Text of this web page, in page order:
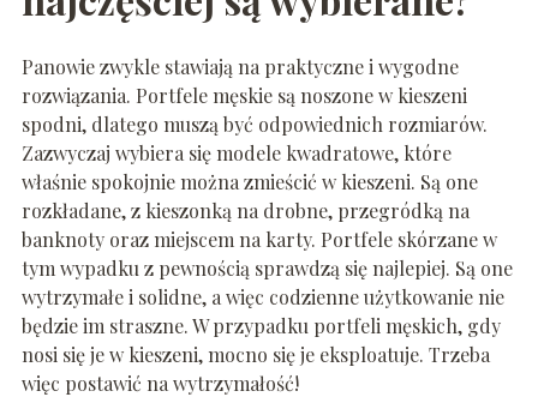
Panowie zwykle stawiają na praktyczne i wygodne
rozwiązania. Portfele męskie są noszone w kieszeni
spodni, dlatego muszą być odpowiednich rozmiarów.
Zazwyczaj wybiera się modele kwadratowe, które
właśnie spokojnie można zmieścić w kieszeni. Są one
rozkładane, z kieszonką na drobne, przegródką na
banknoty oraz miejscem na karty. Portfele skórzane w
tym wypadku z pewnością sprawdzą się najlepiej. Są one
wytrzymałe i solidne, a więc codzienne użytkowanie nie
będzie im straszne. W przypadku portfeli męskich, gdy
nosi się je w kieszeni, mocno się je eksploatuje. Trzeba
więc postawić na wytrzymałość!